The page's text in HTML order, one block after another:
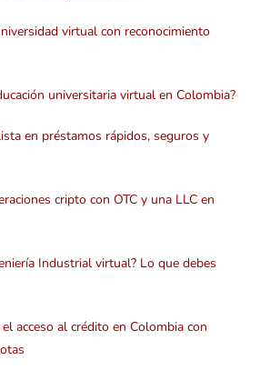
virtual con reconocimiento
universitaria virtual en Colombia?
en préstamos rápidos, seguros y
cripto con OTC y una LLC en
Industrial virtual? Lo que debes
acceso al crédito en Colombia con